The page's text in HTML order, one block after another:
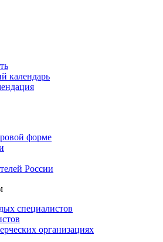
календарь
форме
России
специалистов
организациях